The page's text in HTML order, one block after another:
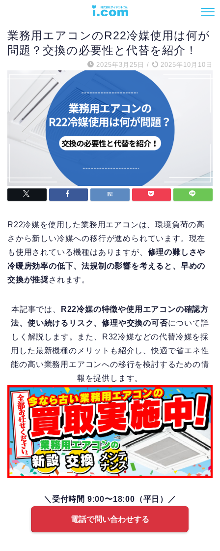
電話でお問い合わせ
業務用エアコンのR22冷媒使用は何が
問題？交換の必要性と代替を紹介！
2025年3月25日 / 2025年10月10日
R22冷媒を使用した業務用エアコンは、環境負荷の高
さから新しい冷媒への移行が進められています。現在
も使用されている機種はありますが、 修理の難しさや
冷暖房効率の低下、法規制の影響を考えると、早めの
交換が推奨されます。
本記事では、
R22冷媒の特徴や使用エアコンの確認方
法、使い続けるリスク、修理や交換の可否について詳
しく解説します。また、R32冷媒などの代替冷媒を採
用した最新機種のメリットも紹介し、快適で省エネ性
能の高い業務用エアコンへの移行を検討するための情
報を提供します。
＼受付時間 9:00〜18:00（平日）／
電話で問い合わせする